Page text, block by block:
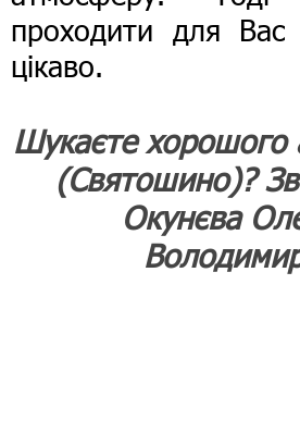
проходити для
цікаво.
Шукаєте хорошого
(Святошино)?
Окунєва